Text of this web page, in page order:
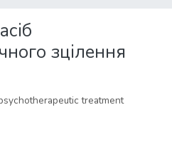
зцілення
treatment